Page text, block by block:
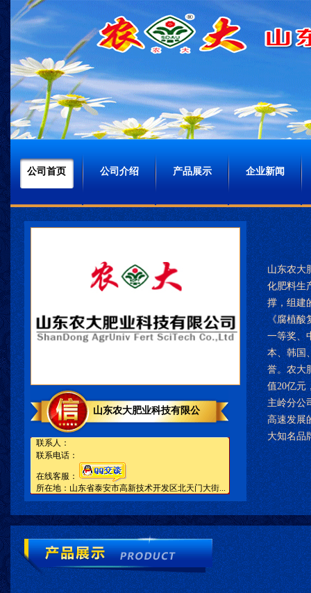
公司首页 公司介绍 产品展示 企业新闻
山东农大肥业科技有限公
联系人：
联系电话：
在线客服：
所在地：山东省泰安市高新技术开发区北天门大街...
山东农大
化肥料生
撑，组建
《腐植酸
一等奖、
本、韩国
誉。农大
值20亿元
主岭分公
高速发展
大知名品